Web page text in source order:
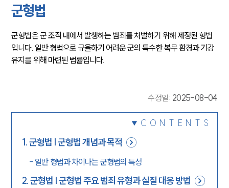
군형법
군형법은 군 조직 내에서 발생하는 범죄를 처벌하기 위해 제정된 형법
입니다. 일반 형법으로 규율하기 어려운 군의 특수한 복무 환경과 기강
유지를 위해 마련된 법률입니다.
수정일: 2025-08-04
CONTENTS
1.군형법 | 군형법 개념과 목적
- 일반 형법과 차이나는 군형법의 특성
2.군형법 | 군형법 주요 범죄 유형과 실질 대응 방법